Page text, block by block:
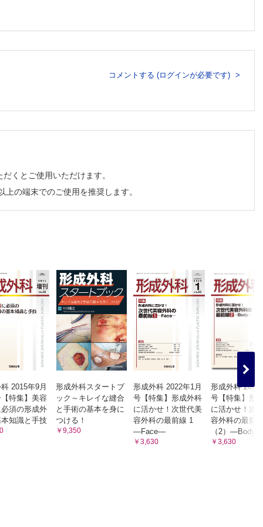
コメントする (ログインが必要です)
くとご使用いただけます。
の端末でのご使用を推奨します。
2015年9月
特集】美容
須の形成外
知識と手技
形成外科スタートブ
ック～キレイな縫合
と手術の基本を身に
つける！
￥9,350
形成外科 2022年1月
号【特集】形成外科
に活かせ！次世代美
容外科の最前線 1
―Face―
￥3,630
形成外科 2022
号【特集】形
に活かせ！次
容外科の最前
（2）―Body―
￥3,630